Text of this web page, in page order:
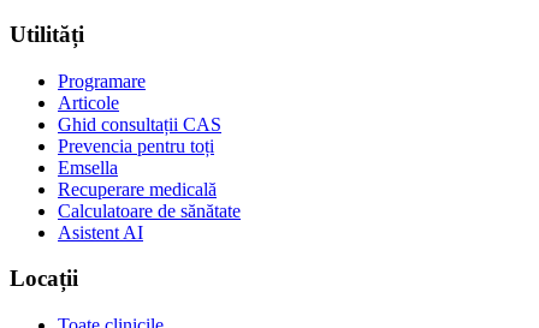
Utilități
Programare
Articole
Ghid consultații CAS
Prevencia pentru toți
Emsella
Recuperare medicală
Calculatoare de sănătate
Asistent AI
Locații